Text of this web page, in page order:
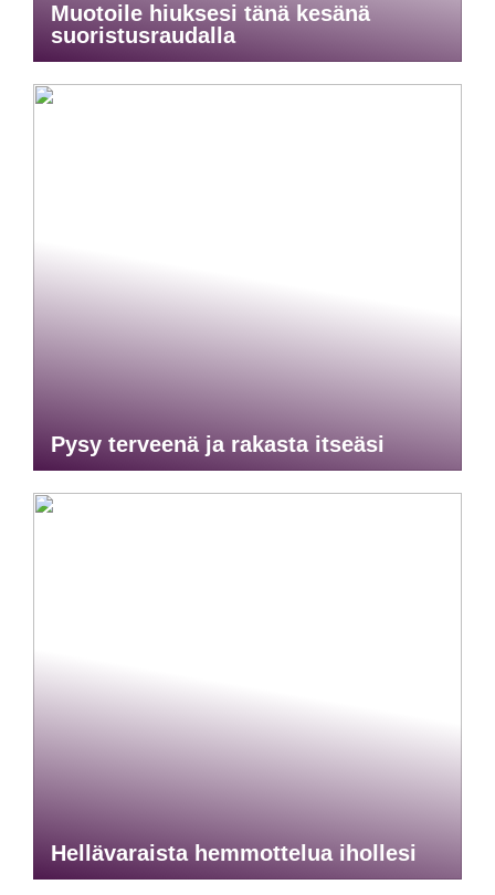
Muotoile hiuksesi tänä kesänä
suoristusraudalla
Pysy terveenä ja rakasta itseäsi
Hellävaraista hemmottelua ihollesi